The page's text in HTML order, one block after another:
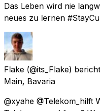
Das Leben wird nie
neues zu lernen
Flake (@its_Flake)
Main, Bavaria
@xyahe @Telekom_hilft